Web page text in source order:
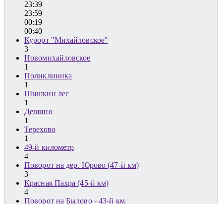
23:39
23:59
00:19
00:40
Курорт "Михайловское"
3
Новомихайловское
1
Поликлиника
1
Шишкин лес
1
Дешино
1
Терехово
1
49-й километр
4
Поворот на дер. Юрово (47-й км)
3
Красная Пахра (45-й км)
4
Поворот на Былово - 43-й км.